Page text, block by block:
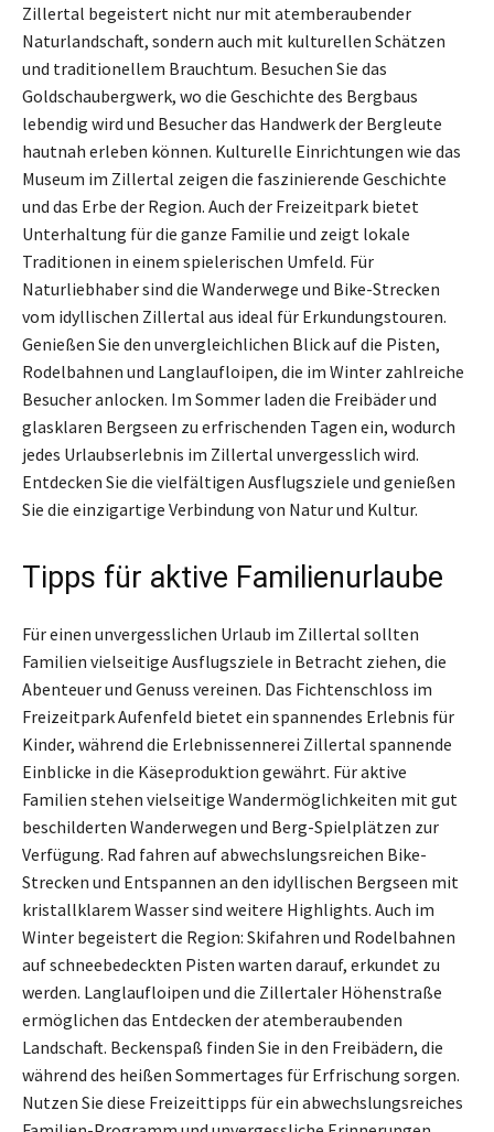
Zillertal begeistert nicht nur mit atemberaubender
Naturlandschaft, sondern auch mit kulturellen Schätzen
und traditionellem Brauchtum. Besuchen Sie das
Goldschaubergwerk, wo die Geschichte des Bergbaus
lebendig wird und Besucher das Handwerk der Bergleute
hautnah erleben können. Kulturelle Einrichtungen wie das
Museum im Zillertal zeigen die faszinierende Geschichte
und das Erbe der Region. Auch der Freizeitpark bietet
Unterhaltung für die ganze Familie und zeigt lokale
Traditionen in einem spielerischen Umfeld. Für
Naturliebhaber sind die Wanderwege und Bike-Strecken
vom idyllischen Zillertal aus ideal für Erkundungstouren.
Genießen Sie den unvergleichlichen Blick auf die Pisten,
Rodelbahnen und Langlaufloipen, die im Winter zahlreiche
Besucher anlocken. Im Sommer laden die Freibäder und
glasklaren Bergseen zu erfrischenden Tagen ein, wodurch
jedes Urlaubserlebnis im Zillertal unvergesslich wird.
Entdecken Sie die vielfältigen Ausflugsziele und genießen
Sie die einzigartige Verbindung von Natur und Kultur.
Tipps für aktive Familienurlaube
Für einen unvergesslichen Urlaub im Zillertal sollten
Familien vielseitige Ausflugsziele in Betracht ziehen, die
Abenteuer und Genuss vereinen. Das Fichtenschloss im
Freizeitpark Aufenfeld bietet ein spannendes Erlebnis für
Kinder, während die Erlebnissennerei Zillertal spannende
Einblicke in die Käseproduktion gewährt. Für aktive
Familien stehen vielseitige Wandermöglichkeiten mit gut
beschilderten Wanderwegen und Berg-Spielplätzen zur
Verfügung. Rad fahren auf abwechslungsreichen Bike-
Strecken und Entspannen an den idyllischen Bergseen mit
kristallklarem Wasser sind weitere Highlights. Auch im
Winter begeistert die Region: Skifahren und Rodelbahnen
auf schneebedeckten Pisten warten darauf, erkundet zu
werden. Langlaufloipen und die Zillertaler Höhenstraße
ermöglichen das Entdecken der atemberaubenden
Landschaft. Beckenspaß finden Sie in den Freibädern, die
während des heißen Sommertages für Erfrischung sorgen.
Nutzen Sie diese Freizeittipps für ein abwechslungsreiches